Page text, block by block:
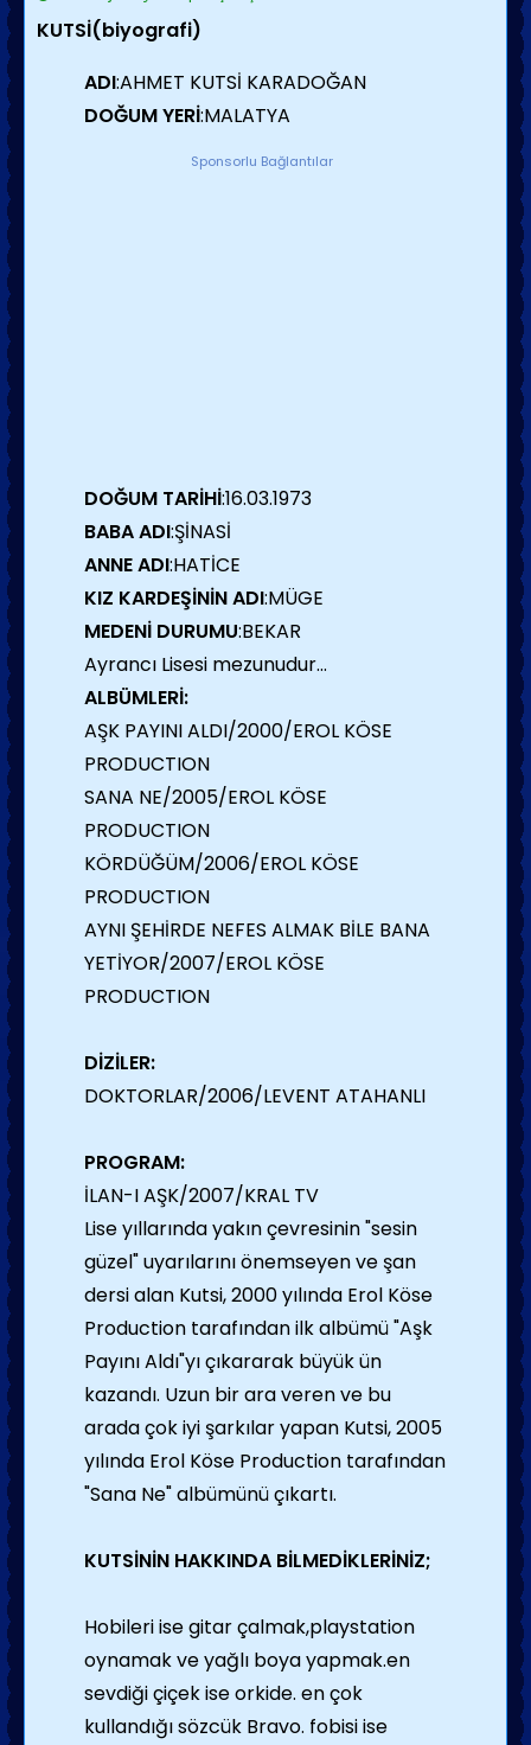
KUTSİ(biyografi)
ADI:AHMET KUTSİ KARADOĞAN
DOĞUM YERİ:MALATYA
Sponsorlu Bağlantılar
DOĞUM TARİHİ:16.03.1973
BABA ADI:ŞİNASİ
ANNE ADI:HATİCE
KIZ KARDEŞİNİN ADI:MÜGE
MEDENİ DURUMU:BEKAR
Ayrancı Lisesi mezunudur...
ALBÜMLERİ:
AŞK PAYINI ALDI/2000/EROL KÖSE
PRODUCTION
SANA NE/2005/EROL KÖSE
PRODUCTION
KÖRDÜĞÜM/2006/EROL KÖSE
PRODUCTION
AYNI ŞEHİRDE NEFES ALMAK BİLE BANA
YETİYOR/2007/EROL KÖSE
PRODUCTION
DİZİLER:
DOKTORLAR/2006/LEVENT ATAHANLI
PROGRAM:
İLAN-I AŞK/2007/KRAL TV
Lise yıllarında yakın çevresinin "sesin
güzel" uyarılarını önemseyen ve şan
dersi alan Kutsi, 2000 yılında Erol Köse
Production tarafından ilk albümü "Aşk
Payını Aldı"yı çıkararak büyük ün
kazandı. Uzun bir ara veren ve bu
arada çok iyi şarkılar yapan Kutsi, 2005
yılında Erol Köse Production tarafından
"Sana Ne" albümünü çıkartı.
KUTSİNİN HAKKINDA BİLMEDİKLERİNİZ;
Hobileri ise gitar çalmak,playstation
oynamak ve yağlı boya yapmak.en
sevdiği çiçek ise orkide. en çok
kullandığı sözcük Bravo. fobisi ise